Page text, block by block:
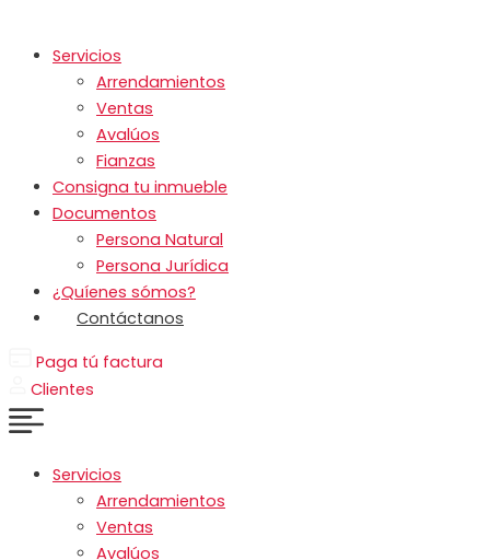
Servicios
Arrendamientos
Ventas
Avalúos
Fianzas
Consigna tu inmueble
Documentos
Persona Natural
Persona Jurídica
¿Quíenes sómos?
Contáctanos
Paga tú factura
Clientes
Servicios
Arrendamientos
Ventas
Avalúos